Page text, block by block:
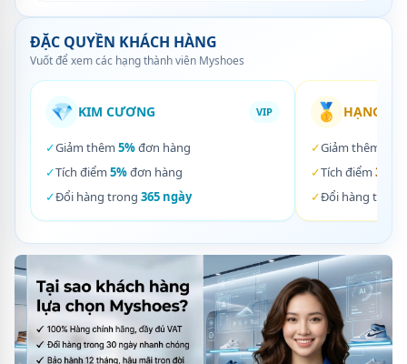
ĐẶC QUYỀN KHÁCH HÀNG
Vuốt để xem các hạng thành viên Myshoes
💎 KIM CƯƠNG VIP
✓Giảm thêm 5%đơn hàng
✓Tích điểm 5%đơn hàng
✓Đổi hàng trong 365 ngày
🥇 HẠNG
✓Giảm thêm
✓Tích điểm 3%
✓Đổi hàng trong